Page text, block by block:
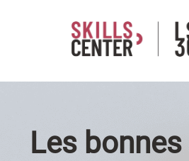
Les bonnes